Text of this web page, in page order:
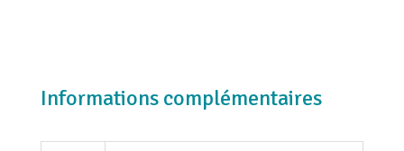
Informations complémentaires